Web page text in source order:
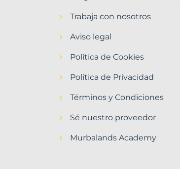
Trabaja con nosotros
Aviso legal
Política de Cookies
Política de Privacidad
Términos y Condiciones
Sé nuestro proveedor
Murbalands Academy